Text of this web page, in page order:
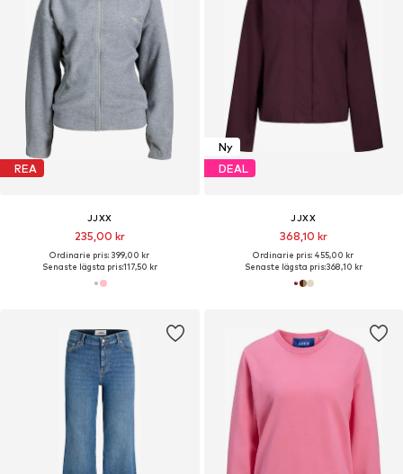
REA
JJXX
235,00 kr
Ordinarie pris: 399,00 kr
Senaste lägsta pris:117,50 kr
Ny
DEAL
JJXX
368,10 kr
Ordinarie pris: 455,00 kr
Senaste lägsta pris:368,10 kr